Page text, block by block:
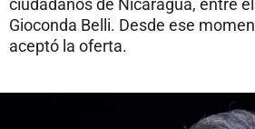
ciudadanos de Nicaragua, entre
Gioconda Belli. Desde ese
aceptó la oferta.